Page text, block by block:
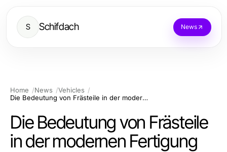
S Schifdach News
Home News
Vehicles
Die Bedeutung von Frästeile in der modernen Fertigung
Die Bedeutung von Frästeile
in der modernen Fertigung